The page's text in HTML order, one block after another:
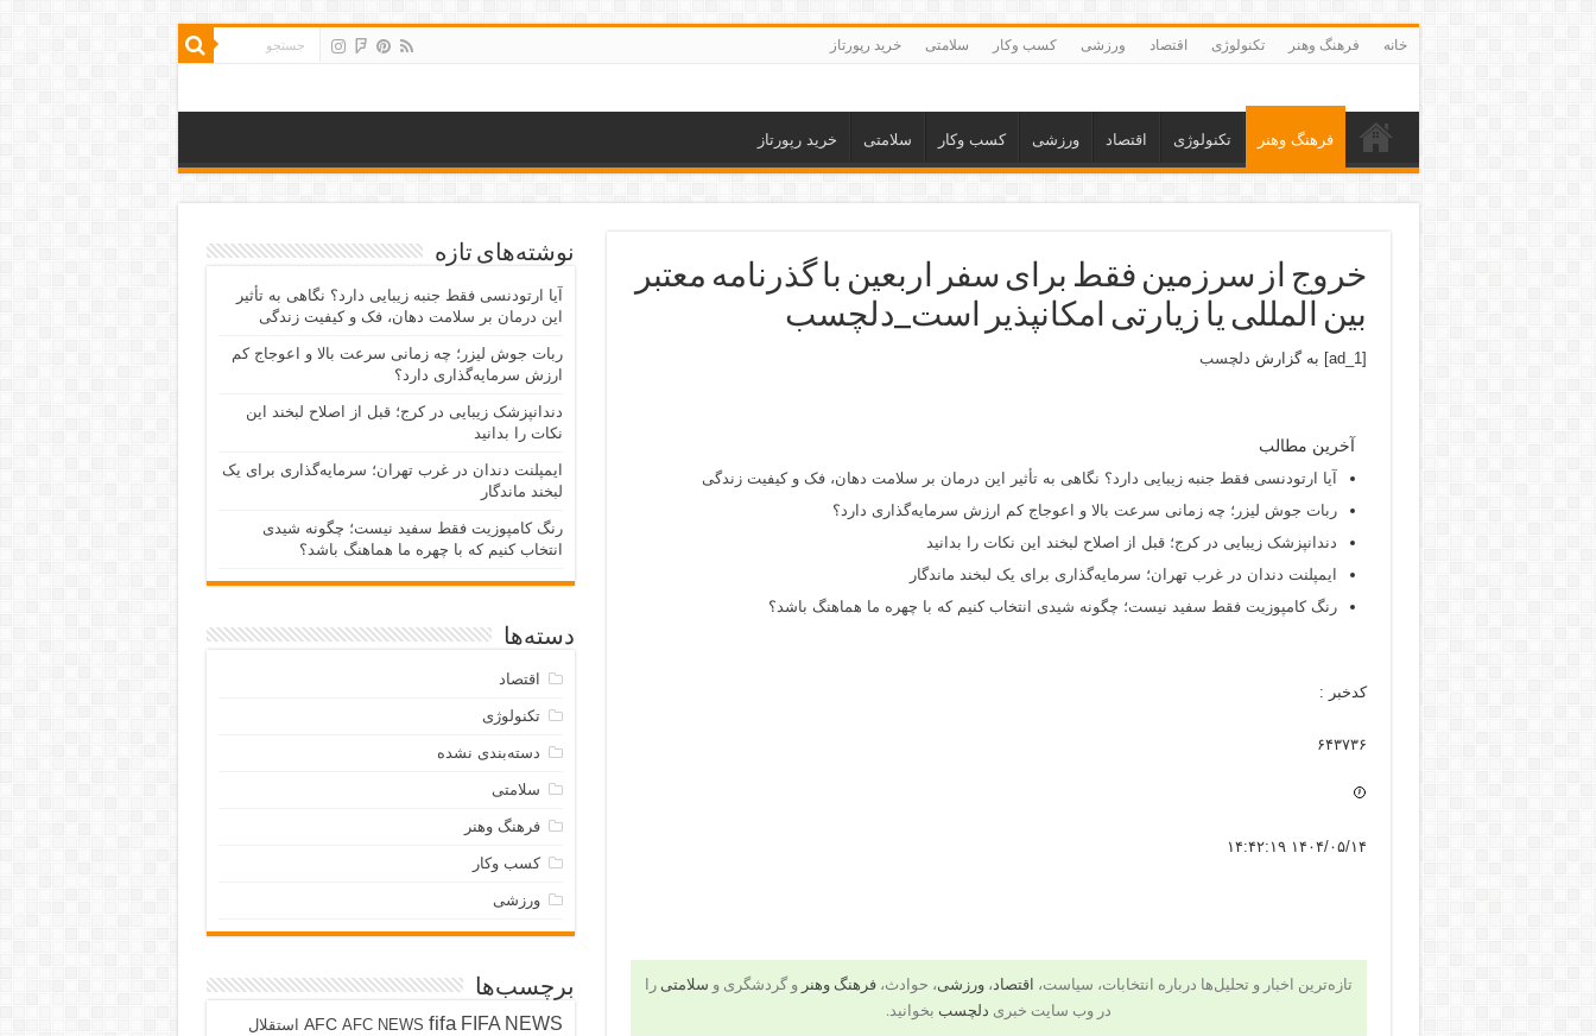
خانه فرهنگ وهنر تکنولوژی اقتصاد ورزشی کسب وکار سلامتی خرید رپورتاز
فرهنگ وهنر تکنولوژی اقتصاد ورزشی کسب وکار سلامتی خرید رپورتاز
خروج از سرزمین فقط برای سفر اربعین با گذرنامه معتبر
بین المللی یا زیارتی امکانپذیر است_دلچسب
[ad_1] به گزارش دلچسب
آخرین مطالب
آیا ارتودنسی فقط جنبه زیبایی دارد؟ نگاهی به تأثیر این درمان بر سلامت دهان، فک و کیفیت زندگی
ربات جوش لیزر؛ چه زمانی سرعت بالا و اعوجاج کم ارزش سرمایه‌گذاری دارد؟
دندانپزشک زیبایی در کرج؛ قبل از اصلاح لبخند این نکات را بدانید
ایمپلنت دندان در غرب تهران؛ سرمایه‌گذاری برای یک لبخند ماندگار
رنگ کامپوزیت فقط سفید نیست؛ چگونه شیدی انتخاب کنیم که با چهره ما هماهنگ باشد؟
کدخبر :
۶۴۳۷۳۶
۱۴۰۴/۰۵/۱۴ ۱۴:۴۲:۱۹
تازه‌ترین اخبار و تحلیل‌ها درباره انتخابات، سیاست، اقتصاد،ورزشی، حوادث،فرهنگ وهنر و گردشگری و سلامتی را
در وب سایت خبری دلچسب بخوانید.
نوشته‌های تازه
آیا ارتودنسی فقط جنبه زیبایی دارد؟ نگاهی به تأثیر
این درمان بر سلامت دهان، فک و کیفیت زندگی
ربات جوش لیزر؛ چه زمانی سرعت بالا و اعوجاج کم
ارزش سرمایه‌گذاری دارد؟
دندانپزشک زیبایی در کرج؛ قبل از اصلاح لبخند این
نکات را بدانید
ایمپلنت دندان در غرب تهران؛ سرمایه‌گذاری برای یک
لبخند ماندگار
رنگ کامپوزیت فقط سفید نیست؛ چگونه شیدی
انتخاب کنیم که با چهره ما هماهنگ باشد؟
دسته‌ها
اقتصاد
تکنولوژی
دسته‌بندی نشده
سلامتی
فرهنگ وهنر
کسب وکار
ورزشی
برچسب‌ها
AFC AFC NEWS fifa FIFA NEWS استقلال